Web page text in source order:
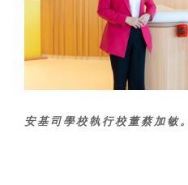
安基司學校執行校董蔡加敏。